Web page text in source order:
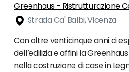
Greenhaus - Ristrutturazione
Strada Ca' Balbi, Vicenza
Con oltre venticinque anni di
dell’edilizia e affini la
nella costruzione di case in